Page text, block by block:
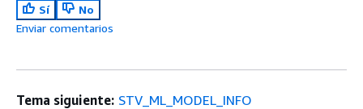
Sí
No
Enviar comentarios
Tema siguiente: STV_ML_MODEL_INFO